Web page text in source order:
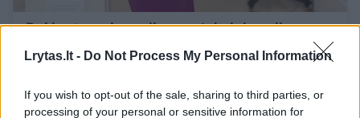
Lrytas.lt - Do Not Process My Personal Information
If you wish to opt-out of the sale, sharing to third parties, or
processing of your personal or sensitive information for
Dvi kartos, viena diagnozė: kai draudimas
tampa nebe pasirinkimu, o būtinybe